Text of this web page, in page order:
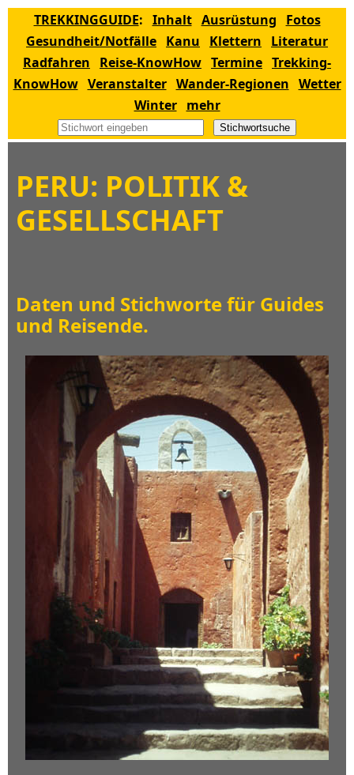
TREKKINGGUIDE: Inhalt Ausrüstung
Fotos
Gesundheit/Notfälle Kanu Klettern
Literatur
Radfahren
Reise-KnowHow Termine Trekking-
KnowHow Veranstalter Wander-Regionen Wetter
Winter
mehr
Stichwortsuche
PERU: POLITIK &
GESELLSCHAFT
Daten und Stichworte für Guides
und Reisende.